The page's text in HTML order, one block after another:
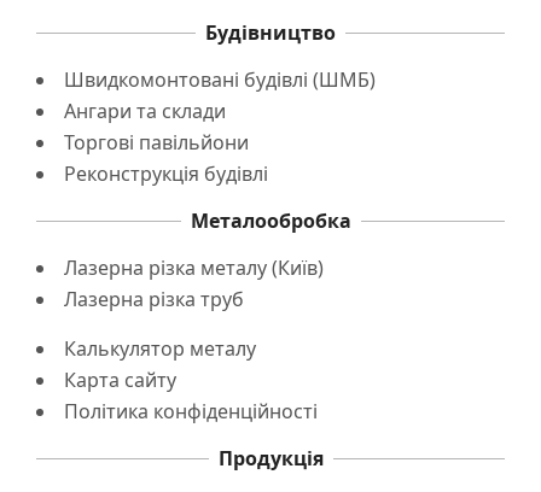
Будівництво
Швидкомонтовані будівлі (ШМБ)
Ангари та склади
Торгові павільйони
Реконструкція будівлі
Металообробка
Лазерна різка металу (Київ)
Лазерна різка труб
Калькулятор металу
Карта сайту
Політика конфіденційності
Продукція